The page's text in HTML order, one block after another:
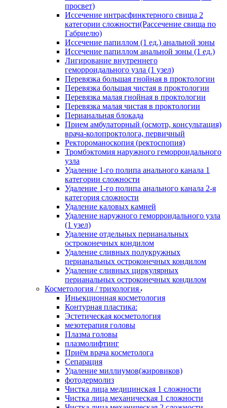
просвет)
Иссечение интрасфинктерного свища 2
категории сложности(Рассечение свища по
Габриелю)
Иссечение папиллом (1 ед.) анальной зоны
Иссечение папиллом анальной зоны (1 ед.)
Лигирование внутреннего
геморроидального узла (1 узел)
Перевязка большая гнойная в проктологии
Перевязка большая чистая в проктологии
Перевязка малая гнойная в проктологии
Перевязка малая чистая в проктологии
Перианальная блокада
Прием амбулаторный (осмотр, консультация)
врача-колопроктолога, первичный
Ректороманоскопия (ректоспопия)
Тромбэктомия наружного геморроидального
узла
Удаление 1-го полипа анального канала 1
категории сложности
Удаление 1-го полипа анального канала 2-я
категория сложности
Удаление каловых камней
Удаление наружного геморроидального узла
(1 узел)
Удаление отдельных перианальных
остроконечных кондилом
Удаление сливных полукружных
перианальных остроконечных кондилом
Удаление сливных циркулярных
перианальных остроконечных кондилом
Косметология / трихология
Иньекционная косметология
Контурная пластика:
Эстетическая косметология
мезотерапия головы
Плазма головы
плазмолифтинг
Приём врача косметолога
Сепарация
Удаление миллиумов(жировиков)
фотодермолиз
Чистка лица медицинская 1 сложности
Чистка лица механическая 1 сложности